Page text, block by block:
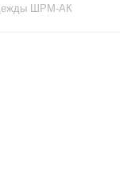
ШРМ-АК